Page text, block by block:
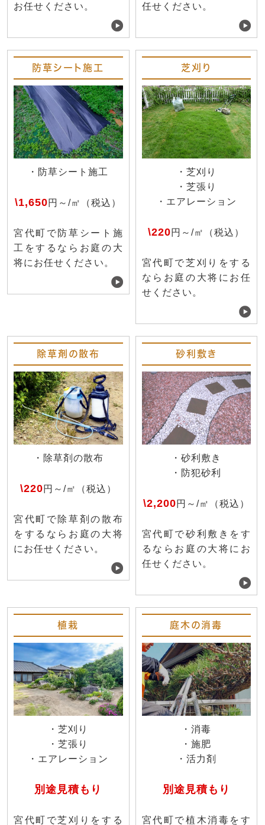
お任せください。
任せください。
防草シート施工
・防草シート施工
\1,650円～/㎡（税込）
宮代町で防草シート施
工をするならお庭の大
将にお任せください。
芝刈り
・芝刈り
・芝張り
・エアレーション
\220円～/㎡（税込）
宮代町で芝刈りをする
ならお庭の大将にお任
せください。
除草剤の散布
・除草剤の散布
\220円～/㎡（税込）
宮代町で除草剤の散布
をするならお庭の大将
にお任せください。
砂利敷き
・砂利敷き
・防犯砂利
\2,200円～/㎡（税込）
宮代町で砂利敷きをす
るならお庭の大将にお
任せください。
植栽
・芝刈り
・芝張り
・エアレーション
別途見積もり
宮代町で芝刈りをする
庭木の消毒
・消毒
・施肥
・活力剤
別途見積もり
宮代町で植木消毒をす